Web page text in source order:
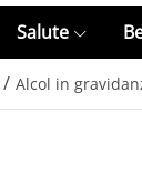
Salute
/ Alcol in